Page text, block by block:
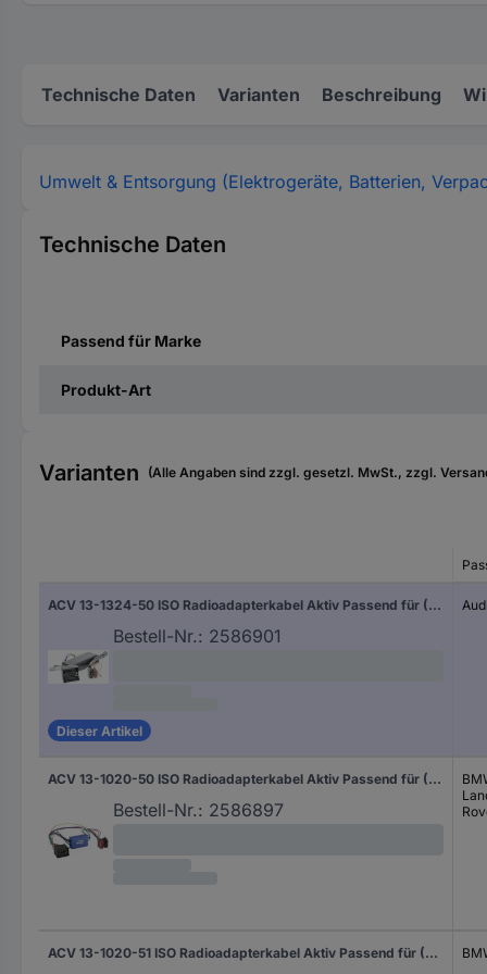
Technische Daten Varianten Beschreibung
Umwelt & Entsorgung (Elektrogeräte, Batterien,
Technische Daten
Passend für Marke
Produkt-Art
Varianten (Alle Angaben sind zzgl. gesetzl. MwSt., zzgl.
ACV 13-1324-50 ISO Radioadapterkabel Aktiv Passend für (Auto-Marke): Audi
Bestell-Nr.: 2586901
Dieser Artikel
Audi
ACV 13-1020-50 ISO Radioadapterkabel Aktiv Passend für (Auto-Marke): BMW, Land Rover, Rover
Bestell-Nr.: 2586897
ACV 13-1020-51 ISO Radioadapterkabel Aktiv Passend für (Auto-Marke): BMW